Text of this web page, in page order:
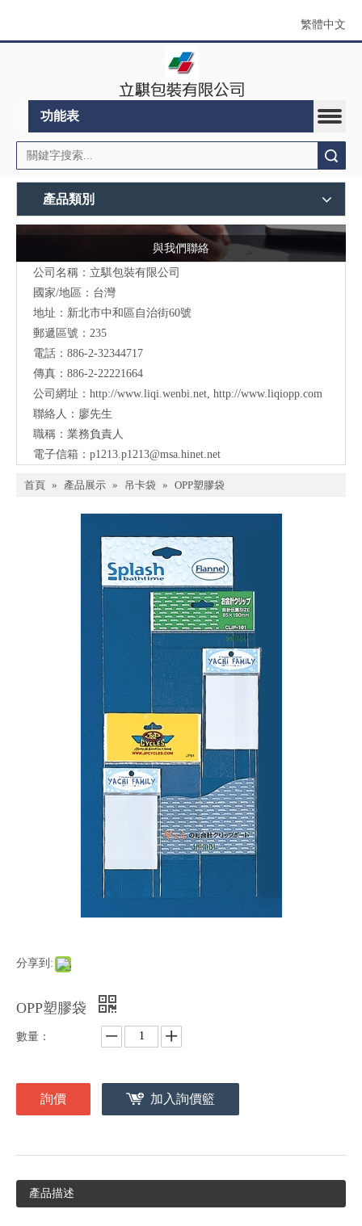
繁體中文
功能表
產品類別
與我們聯絡
公司名稱：立騏包裝有限公司
國家/地區：台灣
地址： 新北市中和區自治街60號
郵遞區號：235
電話：886-2-32344717
傳真：886-2-22221664
公司網址： http://www.liqi.wenbi.net http://www.liqiopp.com
聯絡人：廖先生
職稱：業務負責人
電子信箱： p1213.p1213@msa.hinet.net
首頁 » 產品展示 » 吊卡袋 » OPP塑膠袋
分享到:
OPP塑膠袋
數量：
詢價 加入詢價籃
產品描述